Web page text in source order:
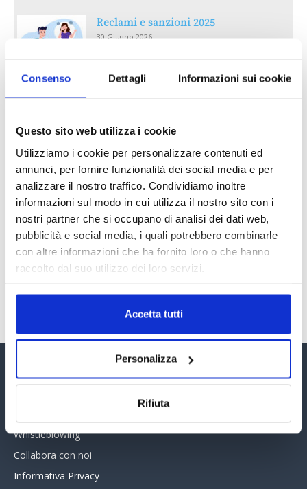
Consenso Dettagli Informazioni sui cookie
Questo sito web utilizza i cookie
Utilizziamo i cookie per personalizzare contenuti ed
annunci, per fornire funzionalità dei social media e per
analizzare il nostro traffico. Condividiamo inoltre
informazioni sul modo in cui utilizza il nostro sito con i
nostri partner che si occupano di analisi dei dati web,
pubblicità e social media, i quali potrebbero combinarle
con altre informazioni che ha fornito loro o che hanno
raccolto dal suo utilizzo dei loro servizi.
Accetta tutti
Personalizza
Rifiuta
Reclami e sanzioni 2025
30 Giugno 2026
LA GESTIONE DELLA REPUTAZIONE.
Il “Modulo CAI” diventa digitale
30 Giugno 2026
PREMI 2025. I TOP TEN
30 Giugno 2026
Assinform Editore
Whistleblowing
Collabora con noi
Informativa Privacy